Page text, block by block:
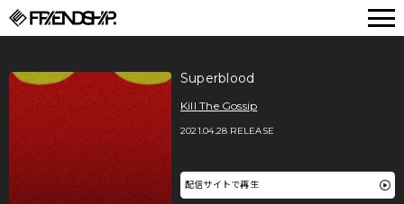
Superblood
Kill The Gossip
2021.04.28 RELEASE
配信サイトで再生